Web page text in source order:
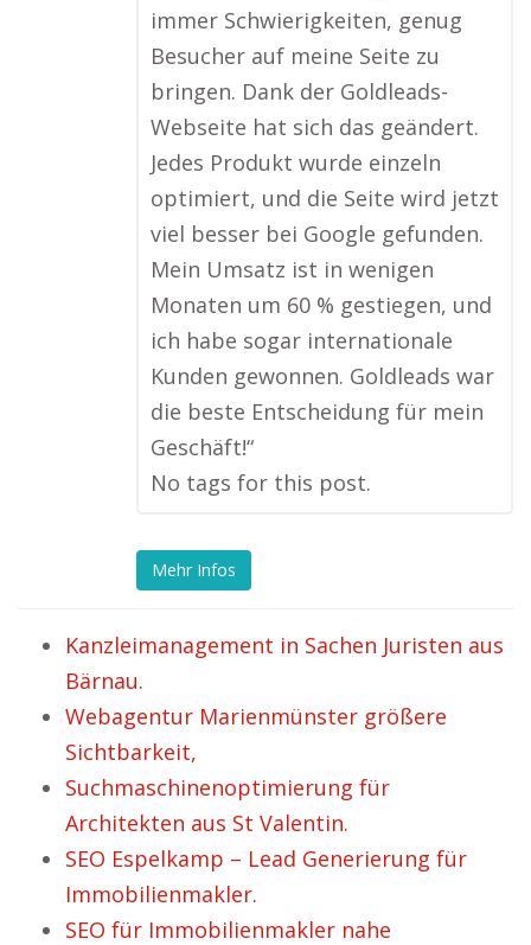
immer Schwierigkeiten, genug
Besucher auf meine Seite zu
bringen. Dank der Goldleads-
Webseite hat sich das geändert.
Jedes Produkt wurde einzeln
optimiert, und die Seite wird jetzt
viel besser bei Google gefunden.
Mein Umsatz ist in wenigen
Monaten um 60 % gestiegen, und
ich habe sogar internationale
Kunden gewonnen. Goldleads war
die beste Entscheidung für mein
Geschäft!“
No tags for this post.
Mehr Infos
Kanzleimanagement in Sachen Juristen aus
Bärnau.
Webagentur Marienmünster größere
Sichtbarkeit,
Suchmaschinenoptimierung für
Architekten aus St Valentin.
SEO Espelkamp – Lead Generierung für
Immobilienmakler.
SEO für Immobilienmakler nahe